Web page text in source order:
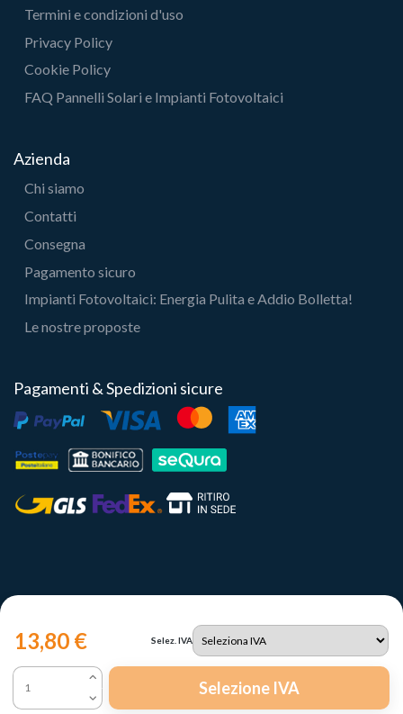
13,80 € Selez. IVA
Selezione IVA
Termini e condizioni d'uso
Privacy Policy
Cookie Policy
FAQ Pannelli Solari e Impianti Fotovoltaici
Azienda
Chi siamo
Contatti
Consegna
Pagamento sicuro
Impianti Fotovoltaici: Energia Pulita e Addio Bolletta!
Le nostre proposte
Pagamenti & Spedizioni sicure
Copyright 2023 | Il Portale del Sole Srl - P.IVA IT12731330960
Le tue preferenze relative alla privacy